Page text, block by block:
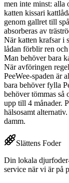
men inte minst: alla
katten kissari
genom gallret till
absorberas av
När katten krafsar i
lådan förblir ren och
Man behöver bara
När avföringen
PeeWee-spaden är
bara behöver fylla
behöver tömmas så
upp till 4 månader.
hälsosamt
damm.
Slättens Foder
Din lokala
service när vi är på